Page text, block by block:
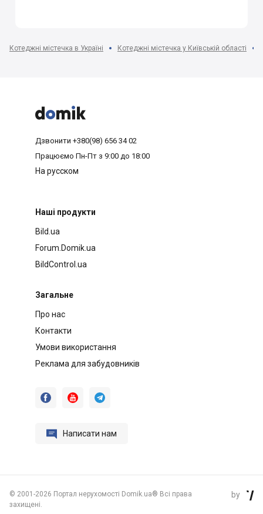
Котеджні містечка в Україні Котеджні містечка у Київській області



Дзвонити +380(98) 656 34 02
Працюємо Пн-Пт з 9:00 до 18:00
На русском
Наші продукти
Bild.ua
Forum.Domik.ua
BildControl.ua
Загальне
Про нас
Контакти
Умови використання
Реклама для забудовників
  
 Написати нам
© 2001-2026 Портал нерухомості Domik.ua® Всі права
захищені.
by 